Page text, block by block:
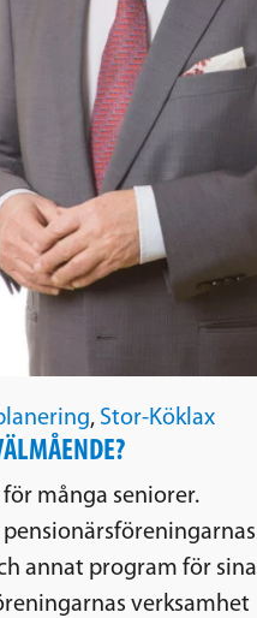
, Stor-Köklax
många seniorer.
annat program för sina
verksamhet